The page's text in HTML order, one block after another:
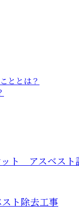
ととは？
ト アスベスト
ト除去工事